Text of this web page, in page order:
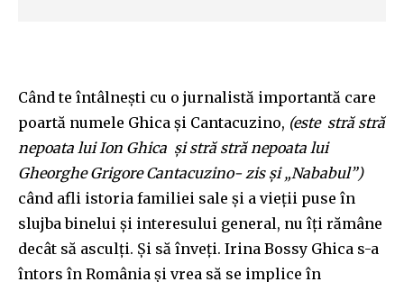
Când te întâlnești cu o jurnalistă importantă care
poartă numele Ghica și Cantacuzino, (este stră stră
nepoata lui Ion Ghica și stră stră nepoata lui
Gheorghe Grigore Cantacuzino- zis și „Nababul”)
când afli istoria familiei sale și a vieții puse în
slujba binelui și interesului general, nu îți rămâne
decât să asculți. Și să înveți. Irina Bossy Ghica s-a
întors în România și vrea să se implice în